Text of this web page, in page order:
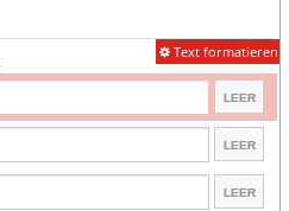
Text formatieren